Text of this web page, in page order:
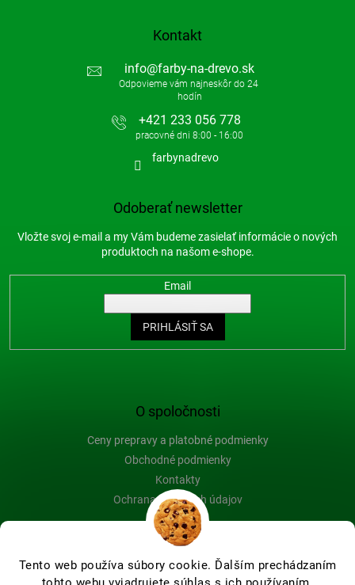
Tento web používa súbory cookie. Ďalším prechádzaním
O spoločnosti
Ceny prepravy a platobné podmienky
Obchodné podmienky
Kontakty
Ochrana osobných údajov
Blog
Kontakt
info@farby-na-drevo.sk
+421 233 056 778
farbynadrevo
Odoberať newsletter
Vložte svoj e-mail a my Vám budeme zasielať informácie o nových
produktoch na našom e-shope.
Email
PRIHLÁSIŤ SA